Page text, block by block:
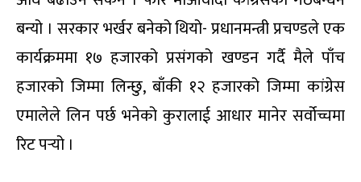
बन्यो । सरकार भर्खर बनेको थियो- प्रधानमन्त्री प्रचण्डले एक
कार्यक्रममा १७ हजारको प्रसंगको खण्डन गर्दै मैले पाँच
हजारको जिम्मा लिन्छु, बाँकी १२ हजारको जिम्मा कांग्रेस
एमालेले लिन पर्छ भनेको कुरालाई आधार मानेर सर्वोच्चमा
रिट पर्‍यो ।